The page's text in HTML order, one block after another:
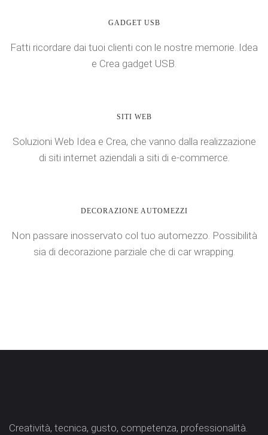
GADGET USB
Fatti ricordare dai tuoi clienti con le nostre memorie. Idea
e Crea gadget USB.
SITI WEB
Soluzioni Web Idea e Crea, che vanno dalla realizzazione
di siti internet aziendali a siti di e-commerce.
DECORAZIONE AUTOMEZZI
Non passare inosservato col tuo automezzo. Possibilità
sia di decorazione parziale che di car wrapping.
Creatività, tecnica, gusto, competenza, professionalità.